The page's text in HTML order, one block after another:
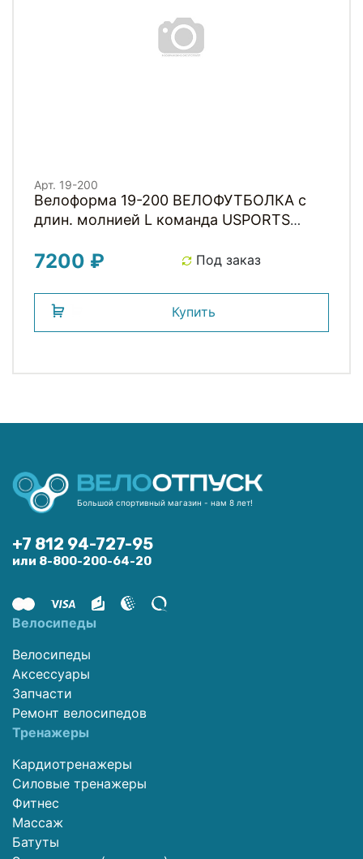
Арт. 19-200
Велоформа 19-200 ВЕЛОФУТБОЛКА с
длин. молнией L команда USPORTS
7200 ₽ Под заказ
Купить
Большой спортивный магазин - нам 8 лет!
+7 812 94-727-95
или 8-800-200-64-20
Велосипеды
Велосипеды
Аксессуары
Запчасти
Ремонт велосипедов
Тренажеры
Кардиотренажеры
Силовые тренажеры
Фитнес
Массаж
Батуты